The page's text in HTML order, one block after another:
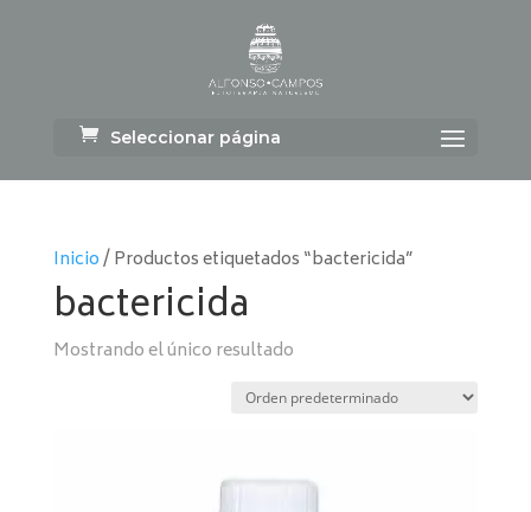
Seleccionar página
Inicio/ Productos etiquetados “bactericida”
bactericida
Mostrando el único resultado